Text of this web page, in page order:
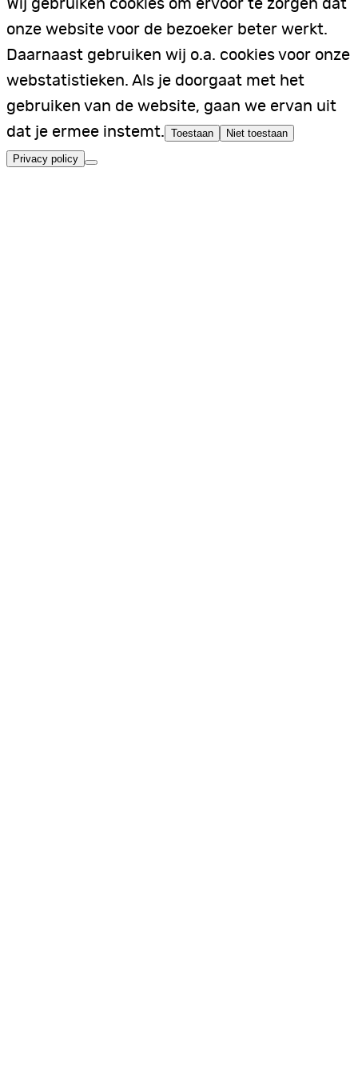
Wij gebruiken cookies om ervoor te zorgen dat
onze website voor de bezoeker beter werkt.
Daarnaast gebruiken wij o.a. cookies voor onze
webstatistieken. Als je doorgaat met het
gebruiken van de website, gaan we ervan uit
dat je ermee instemt. Toestaan Niet toestaan
Privacy policy